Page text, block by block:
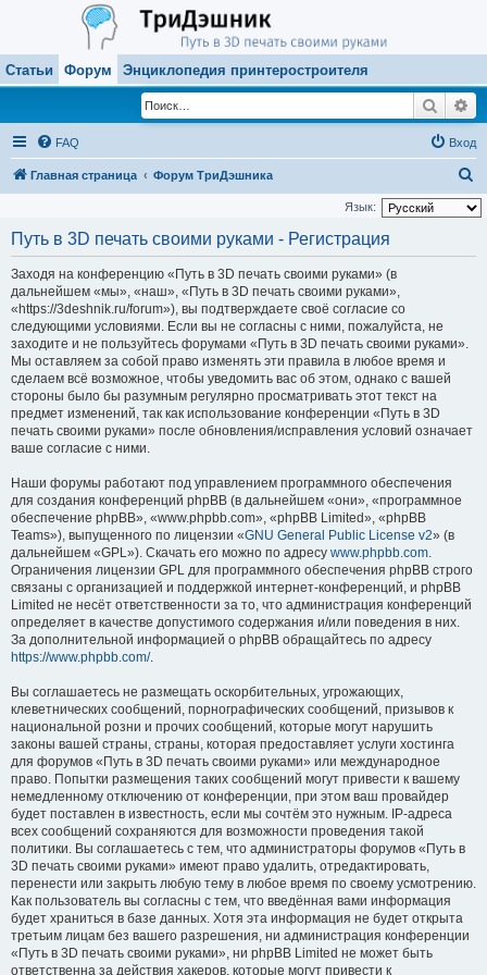
Статьи Форум Энциклопедия принтеростроителя
Поиск
FAQ Вход
Главная страница Форум ТриДэшника
о
Язык:
Путь в 3D печать своими руками - Регистрация
Заходя на конференцию «Путь в 3D печать своими руками» (в
дальнейшем «мы», «наш», «Путь в 3D печать своими руками»,
«https://3deshnik.ru/forum»), вы подтверждаете своё согласие со
следующими условиями. Если вы не согласны с ними, пожалуйста, не
заходите и не пользуйтесь форумами «Путь в 3D печать своими руками».
Мы оставляем за собой право изменять эти правила в любое время и
сделаем всё возможное, чтобы уведомить вас об этом, однако с вашей
стороны было бы разумным регулярно просматривать этот текст на
предмет изменений, так как использование конференции «Путь в 3D
печать своими руками» после обновления/исправления условий означает
ваше согласие с ними.
Наши форумы работают под управлением программного обеспечения
для создания конференций phpBB (в дальнейшем «они», «программное
обеспечение phpBB», «www.phpbb.com», «phpBB Limited», «phpBB
Teams»), выпущенного по лицензии «GNU General Public License v2» (в
дальнейшем «GPL»). Скачать его можно по адресу www.phpbb.com.
Ограничения лицензии GPL для программного обеспечения phpBB строго
связаны с организацией и поддержкой интернет-конференций, и phpBB
Limited не несёт ответственности за то, что администрация конференций
определяет в качестве допустимого содержания и/или поведения в них.
За дополнительной информацией о phpBB обращайтесь по адресу
https://www.phpbb.com/.
Вы соглашаетесь не размещать оскорбительных, угрожающих,
клеветнических сообщений, порнографических сообщений, призывов к
национальной розни и прочих сообщений, которые могут нарушить
законы вашей страны, страны, которая предоставляет услуги хостинга
для форумов «Путь в 3D печать своими руками» или международное
право. Попытки размещения таких сообщений могут привести к вашему
немедленному отключению от конференции, при этом ваш провайдер
будет поставлен в известность, если мы сочтём это нужным. IP-адреса
всех сообщений сохраняются для возможности проведения такой
политики. Вы соглашаетесь с тем, что администраторы форумов «Путь в
3D печать своими руками» имеют право удалить, отредактировать,
перенести или закрыть любую тему в любое время по своему усмотрению.
Как пользователь вы согласны с тем, что введённая вами информация
будет храниться в базе данных. Хотя эта информация не будет открыта
третьим лицам без вашего разрешения, ни администрация конференции
«Путь в 3D печать своими руками», ни phpBB Limited не может быть
ответственна за действия хакеров, которые могут привести к